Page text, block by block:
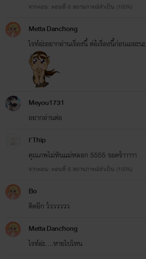
จากตอน: ตอนที่ 6 สถานการณ์จำเป็น (100%)
Metta Danchong
ไรท์อ่ะอยากอ่านเรื่องนี้ ต่อ้เรื่องนี้ก่อนเถอะนะ
Meyou1731
อยากอ่านต่อ
I'Thip
คุณภพไม่ทันแม่หลอก 5555 รอคร้าาาาา
จากตอน: ตอนที่ 6 สถานการณ์จำเป็น (100%)
Bo
ติดอีก ว้วววววว
Metta Danchong
ไรท์อ่ะ....หายไปไหน